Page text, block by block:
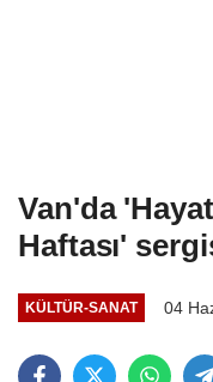
Van'da
Haftası'
KÜLTÜR-SANAT 04